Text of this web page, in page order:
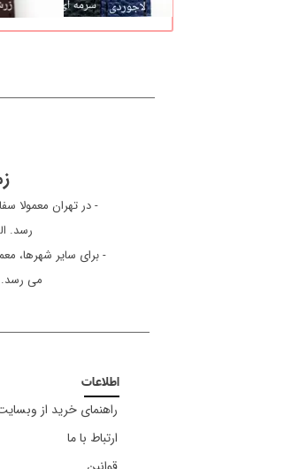
اطلاعات
راهنمای خرید از
ارتباط با ما
رسد.
می رسد.